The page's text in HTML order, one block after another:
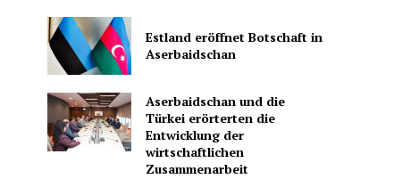
Estland eröffnet Botschaft in
Aserbaidschan
Aserbaidschan und die
Türkei erörterten die
Entwicklung der
wirtschaftlichen
Zusammenarbeit